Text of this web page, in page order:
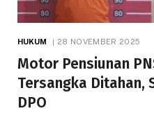
HUKUM 28 NOVEMBER 2025
Motor Pensiunan
Tersangka Ditahan,
DPO